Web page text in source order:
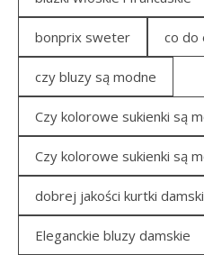
bonprix sweter co do
czy bluzy są modne
Czy kolorowe sukienki są
Czy kolorowe sukienki są
dobrej jakości kurtki
Eleganckie bluzy damskie